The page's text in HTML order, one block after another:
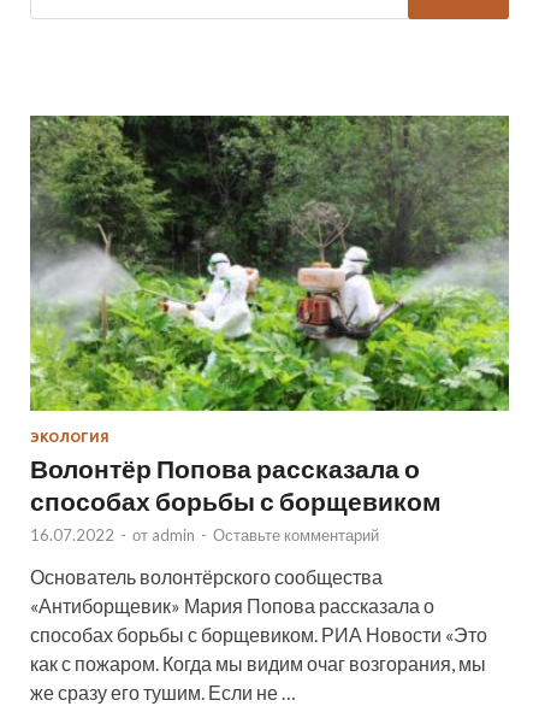
ЭКОЛОГИЯ
Волонтёр Попова рассказала о
способах борьбы с борщевиком
16.07.2022 - от admin - Оставьте комментарий
Основатель волонтёрского сообщества
«Антиборщевик» Мария Попова рассказала о
способах борьбы с борщевиком. РИА Новости «Это
как с пожаром. Когда мы видим очаг возгорания, мы
же сразу его тушим. Если не …